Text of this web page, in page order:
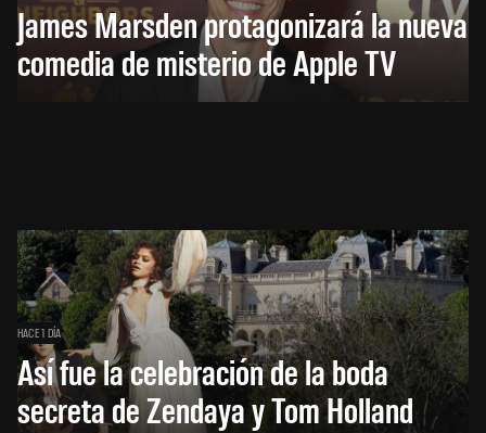
James Marsden protagonizará la nueva
comedia de misterio de Apple TV
HACE 1 DÍA
Así fue la celebración de la boda
secreta de Zendaya y Tom Holland